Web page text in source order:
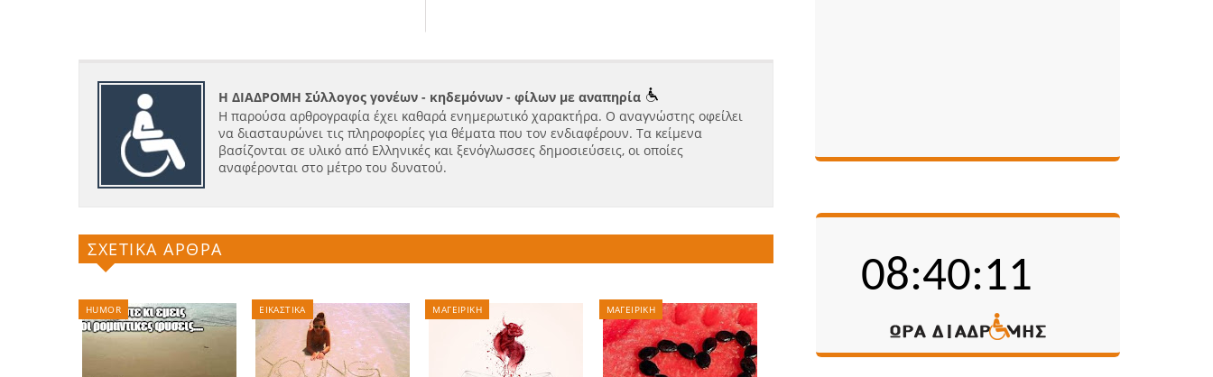
Η ΔΙΑΔΡΟΜΗ Σύλλογος γονέων - κηδεμόνων - φίλων με αναπηρία
Η παρούσα αρθρογραφία έχει καθαρά ενημερωτικό χαρακτήρα. Ο αναγνώστης οφείλει
να διασταυρώνει τις πληροφορίες για θέματα που τον ενδιαφέρουν. Τα κείμενα
βασίζονται σε υλικό από Ελληνικές και ξενόγλωσσες δημοσιεύσεις, οι οποίες
αναφέρονται στο μέτρο του δυνατού.
ΣΧΕΤΙΚΑ ΑΡΘΡΑ
HUMOR ΕΙΚΑΣΤΙΚΑ ΜΑΓΕΙΡΙΚΗ ΜΑΓΕΙΡΙΚΗ